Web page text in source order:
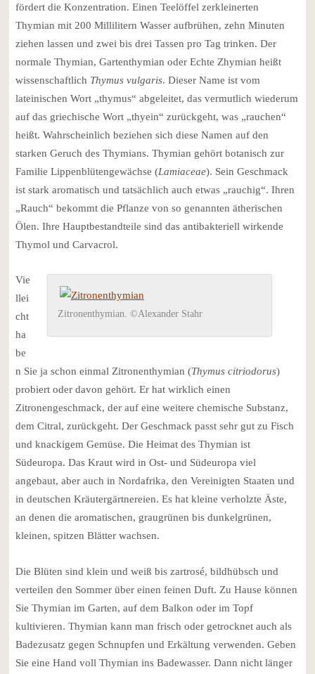
fördert die Konzentration. Einen Teelöffel zerkleinerten
Thymian mit 200 Millilitern Wasser aufbrühen, zehn Minuten
ziehen lassen und zwei bis drei Tassen pro Tag trinken. Der
normale Thymian, Gartenthymian oder Echte Zhymian heißt
wissenschaftlich Thymus vulgaris. Dieser Name ist vom
lateinischen Wort „thymus“ abgeleitet, das vermutlich wiederum
auf das griechische Wort „thyein“ zurückgeht, was „rauchen“
heißt. Wahrscheinlich beziehen sich diese Namen auf den
starken Geruch des Thymians. Thymian gehört botanisch zur
Familie Lippenblütengewächse (Lamiaceae). Sein Geschmack
ist stark aromatisch und tatsächlich auch etwas „rauchig“. Ihren
„Rauch“ bekommt die Pflanze von so genannten ätherischen
Ölen. Ihre Hauptbestandteile sind das antibakteriell wirkende
Thymol und Carvacrol.
Zitronenthymian. ©Alexander Stahr
Vie
llei
cht
ha
be
n Sie ja schon einmal Zitronenthymian (Thymus citriodorus)
probiert oder davon gehört. Er hat wirklich einen
Zitronengeschmack, der auf eine weitere chemische Substanz,
dem Citral, zurückgeht. Der Geschmack passt sehr gut zu Fisch
und knackigem Gemüse. Die Heimat des Thymian ist
Südeuropa. Das Kraut wird in Ost- und Südeuropa viel
angebaut, aber auch in Nordafrika, den Vereinigten Staaten und
in deutschen Kräutergärtnereien. Es hat kleine verholzte Äste,
an denen die aromatischen, graugrünen bis dunkelgrünen,
kleinen, spitzen Blätter wachsen.
Die Blüten sind klein und weiß bis zartrosé, bildhübsch und
verteilen den Sommer über einen feinen Duft. Zu Hause können
Sie Thymian im Garten, auf dem Balkon oder im Topf
kultivieren. Thymian kann man frisch oder getrocknet auch als
Badezusatz gegen Schnupfen und Erkältung verwenden. Geben
Sie eine Hand voll Thymian ins Badewasser. Dann nicht länger